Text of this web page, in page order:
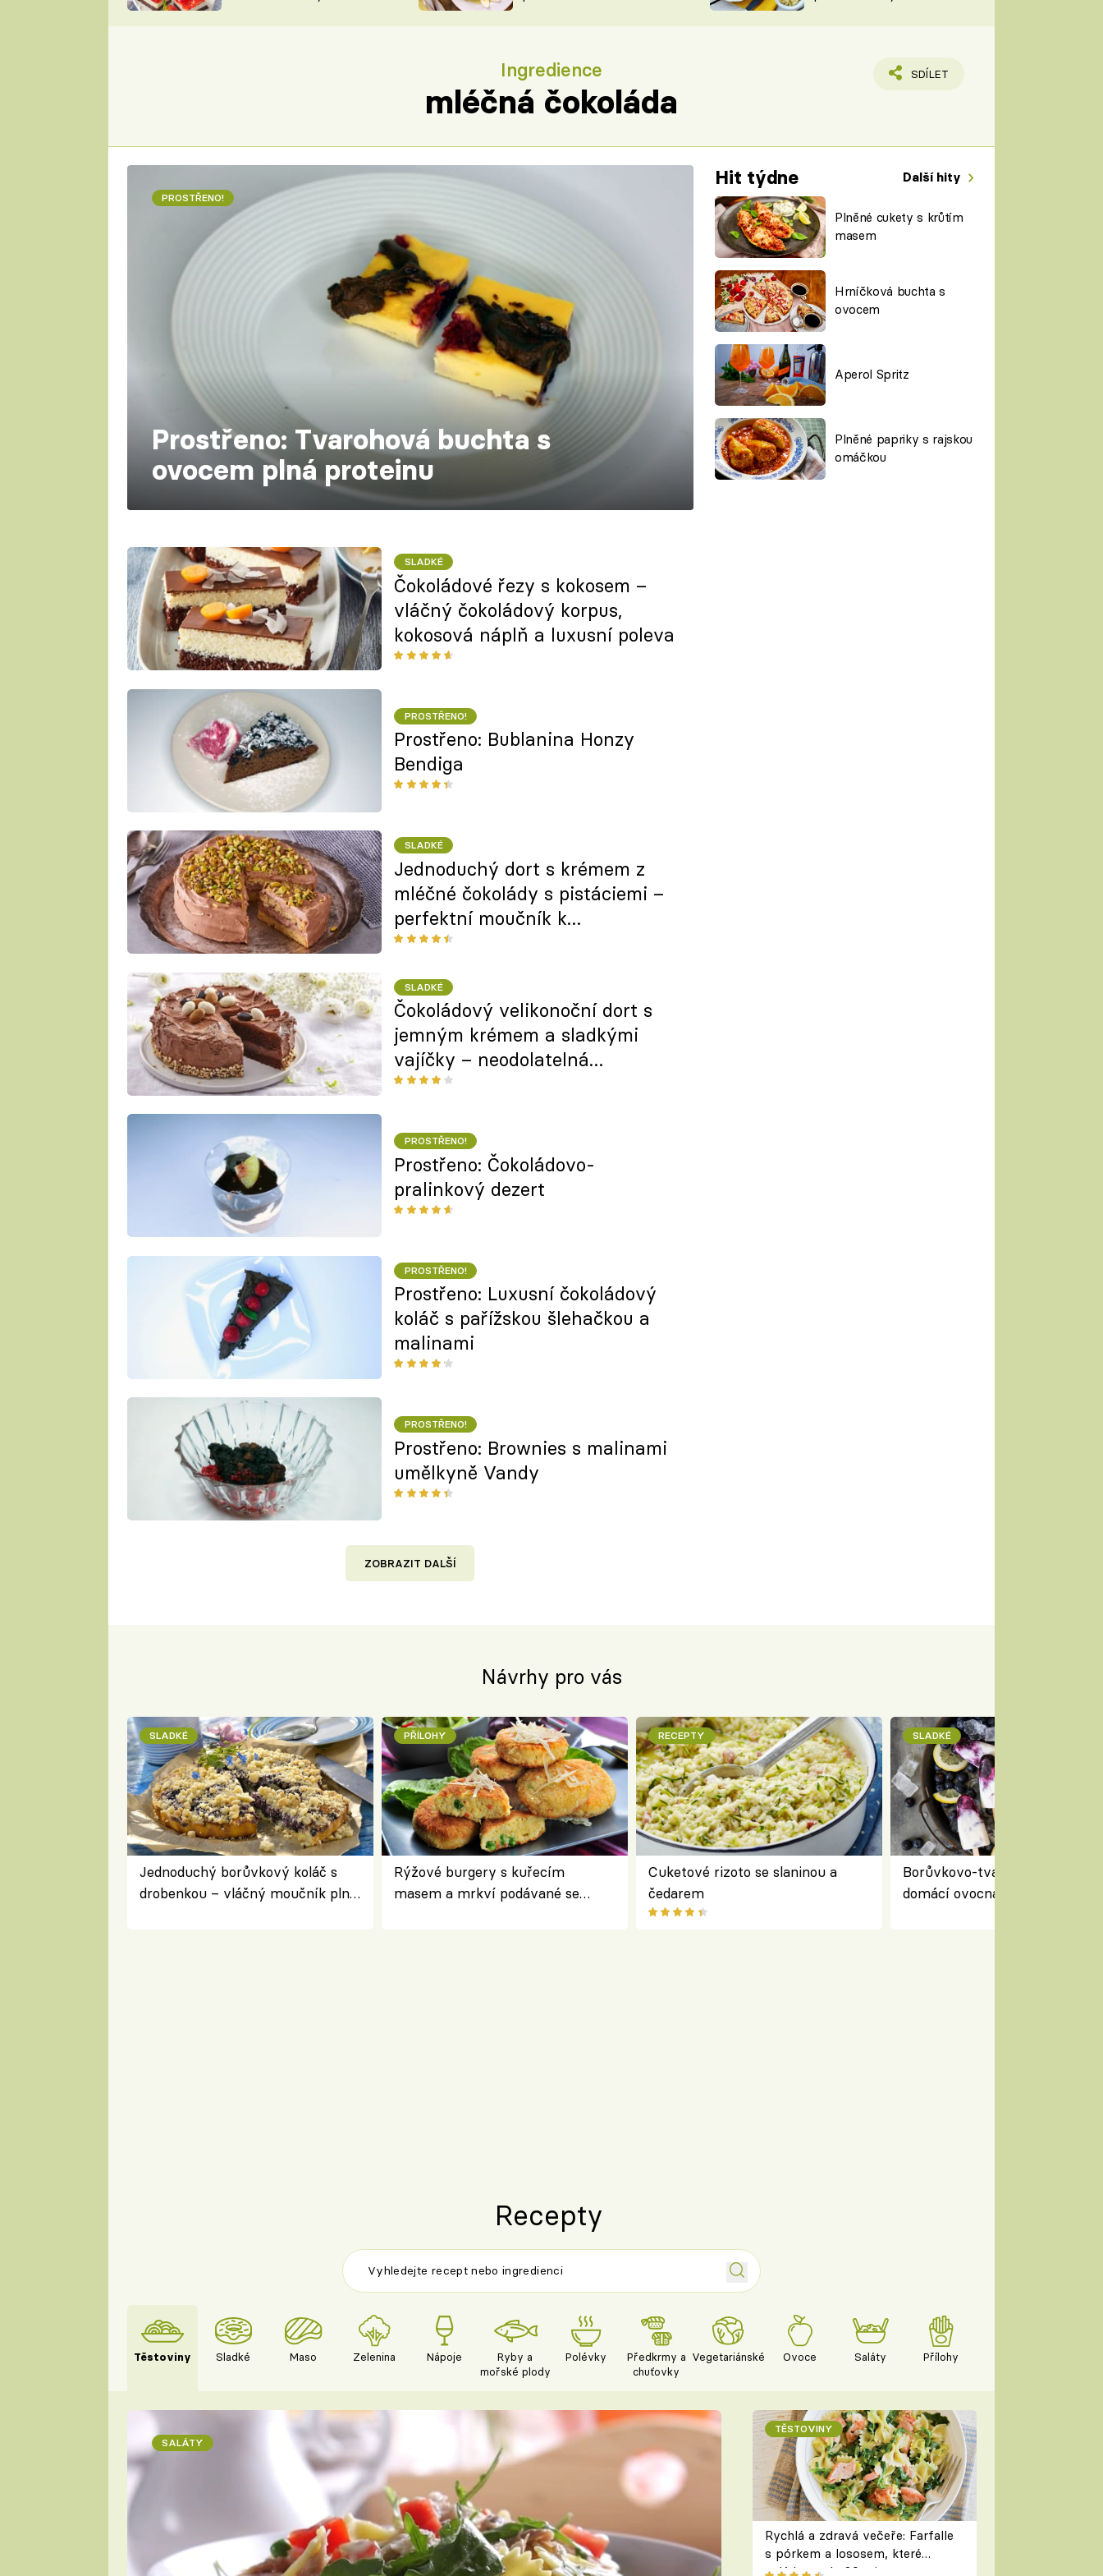
ŠÉFREDAKTORKY
Ingredience
mléčná čokoláda
SDÍLET
Hit týdne Další hity
Plněné cukety s krůtím
masem
Hrníčková buchta s
ovocem
Aperol Spritz
Plněné papriky s rajskou
omáčkou
PROSTŘENO!
Prostřeno: Tvarohová buchta s
ovocem plná proteinu
SLADKÉ
Čokoládové řezy s kokosem –
vláčný čokoládový korpus,
kokosová náplň a luxusní poleva
PROSTŘENO!
Prostřeno: Bublanina Honzy
Bendiga
SLADKÉ
Jednoduchý dort s krémem z
mléčné čokolády s pistáciemi –
perfektní moučník k
narozeninám i ke kávě po
SLADKÉ
Čokoládový velikonoční dort s
jemným krémem a sladkými
vajíčky – neodolatelná
kombinace čokolády a oříšků
PROSTŘENO!
Prostřeno: Čokoládovo-
pralinkový dezert
PROSTŘENO!
Prostřeno: Luxusní čokoládový
koláč s pařížskou šlehačkou a
malinami
PROSTŘENO!
Prostřeno: Brownies s malinami
umělkyně Vandy
ZOBRAZIT DALŠÍ
Návrhy pro vás
SLADKÉ
Jednoduchý borůvkový koláč s
drobenkou – vláčný moučník plný
PŘÍLOHY
Rýžové burgery s kuřecím
masem a mrkví podávané se
RECEPTY
Cuketové rizoto se slaninou a
čedarem
SLADKÉ
Borůvkovo-tvarohové nanuky
domácí ovocná zmrzlina na
Recepty
Těstoviny Sladké Maso Zelenina Nápoje
Ryby a
mořské plody
Polévky
Předkrmy a
chuťovky
Vegetariánské Ovoce Saláty Přílohy
SALÁTY
TĚSTOVINY
Rychlá a zdravá večeře: Farfalle
s pórkem a lososem, které
zvládnete do 30 minut